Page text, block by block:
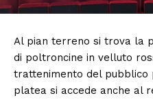
Menu
AREEINTERNE
Al pian terreno si trova la
di poltroncine in velluto
trattenimento del pubblico
platea si accede anche al